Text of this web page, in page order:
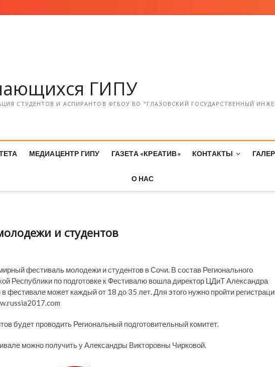
ГИПУ
СТУДЕНТОВ И АСПИРАНТОВ ФГБОУ ВО "ГЛАЗОВСКИЙ ГОСУДАРСТВЕННЫЙ
МЕДИАЦЕНТР ГИПУ ГАЗЕТА «КРЕАТИВ» КОНТАКТЫ
О НАС
и студентов
фестиваль молодежи и студентов в Сочи. В состав Регионального
Республики по подготовке к Фестивалю вошла директор ЦДиТ Александра
фестивале может каждый от 18 до 35 лет. Для этого нужно пройти
будет проводить Региональный подготовительный комитет.
можно получить у Александры Викторовны Чирковой.